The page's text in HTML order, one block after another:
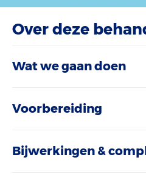
Over deze
Wat we gaan doen
Voorbereiding
Bijwerkingen &